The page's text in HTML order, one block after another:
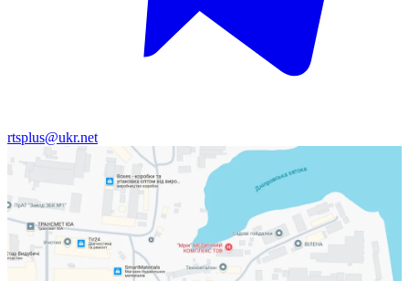
rtsplus@ukr.net